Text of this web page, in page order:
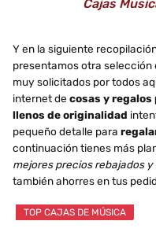
Cajas
Y en la siguiente
presentamos otra
muy solicitados por todos
internet de cosas y regalos
llenos de originalidad
pequeño detalle para
continuación tienes más
mejores precios rebajados
también ahorres en tus
TOP CAJAS DE MÚSICA